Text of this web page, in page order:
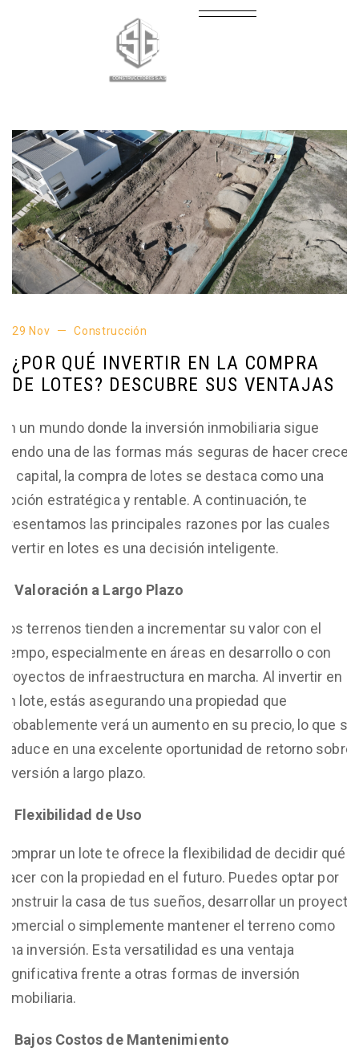
29 Nov Construcción
¿POR QUÉ INVERTIR EN LA COMPRA
DE LOTES? DESCUBRE SUS VENTAJAS
En un mundo donde la inversión inmobiliaria sigue
siendo una de las formas más seguras de hacer crecer
tu capital, la compra de lotes se destaca como una
opción estratégica y rentable. A continuación, te
presentamos las principales razones por las cuales
invertir en lotes es una decisión inteligente.
Valoración a Largo Plazo
Los terrenos tienden a incrementar su valor con el
tiempo, especialmente en áreas en desarrollo o con
proyectos de infraestructura en marcha. Al invertir en
un lote, estás asegurando una propiedad que
probablemente verá un aumento en su precio, lo que se
traduce en una excelente oportunidad de retorno sobre
inversión a largo plazo.
Flexibilidad de Uso
Comprar un lote te ofrece la flexibilidad de decidir qué
hacer con la propiedad en el futuro. Puedes optar por
construir la casa de tus sueños, desarrollar un proyecto
comercial o simplemente mantener el terreno como
una inversión. Esta versatilidad es una ventaja
significativa frente a otras formas de inversión
inmobiliaria.
Bajos Costos de Mantenimiento